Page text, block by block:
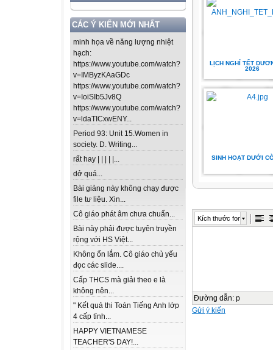
CÁC Ý KIẾN MỚI NHẤT
minh họa về năng lượng nhiệt
hạch:
https://www.youtube.com/watch?
v=IMByzKAaGDc
https://www.youtube.com/watch?
v=IoiSIb5Jv8Q
https://www.youtube.com/watch?
v=ldaTICxwENY...
Period 93: Unit 15.Women in
society. D. Writing...
rất hay | | | | |...
dở quá...
Bài giảng này không chạy được
file tư liệu. Xin...
Cô giáo phát âm chưa chuẩn...
Bài này phải được tuyên truyền
rộng với HS Việt...
Không ổn lắm. Cô giáo chủ yếu
đọc các slide....
Cấp THCS mà giải theo e là
không nên...
" Kết quả thi Toán Tiếng Anh lớp
4 cấp tỉnh...
HAPPY VIETNAMESE
TEACHER'S DAY!...
LỊCH NGHỈ TẾT
2026
SINH HOẠT DƯỚI
Kích thước font
Đường dẫn: p
Gửi ý kiến